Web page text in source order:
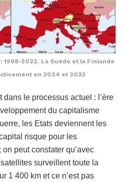
: 1998-2022. La Suède et la Finlande
en 2024 et 2023
le processus actuel : l’ère
du capitalisme
les Etats deviennent les
risque pour les
peut constater qu’avec
surveillent toute la
1 400 km et ce n’est pas